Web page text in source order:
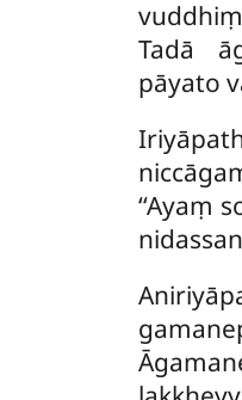
Tadā
pāyato
‘‘Ayaṃ